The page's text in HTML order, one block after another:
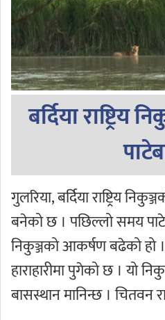
बर्दिया
गुलरिया, बर्दिया राष्ट्रिय
बनेको छ । पछिल्लो समय
निकुञ्जको आकर्षण बढेको हो
हाराहारीमा पुगेको छ । यो
बासस्थान मानिन्छ । चितवन